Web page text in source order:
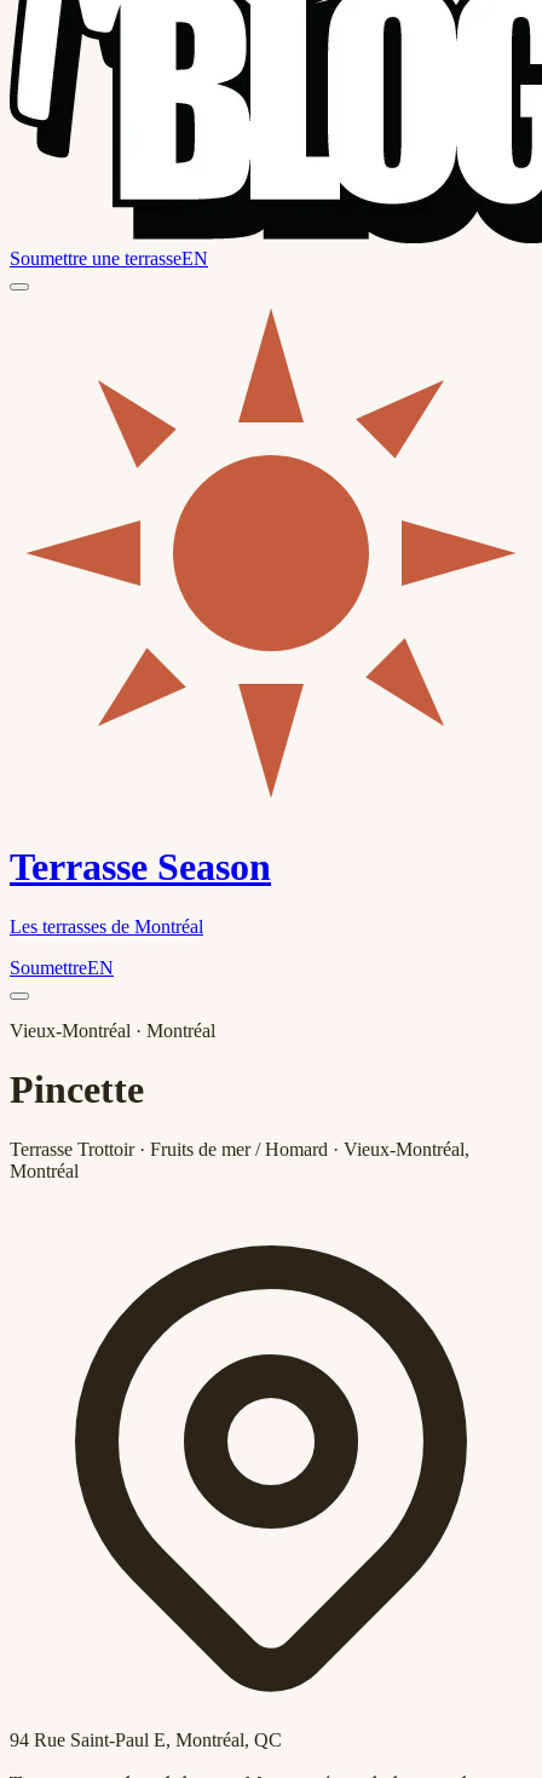
Soumettre une terrasseEN
Terrasse Season
Les terrasses de Montréal
SoumettreEN
Vieux-Montréal · Montréal
Pincette
Terrasse Trottoir · Fruits de mer / Homard · Vieux-Montréal,
Montréal
94 Rue Saint-Paul E, Montréal, QC